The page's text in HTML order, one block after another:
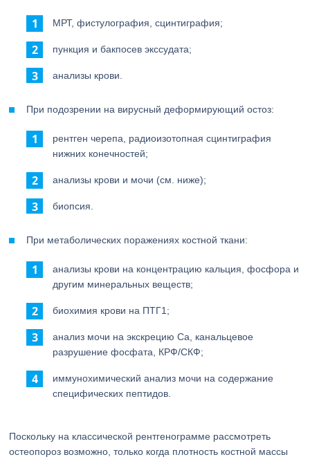
МРТ, фистулография, сцинтиграфия;
пункция и бакпосев экссудата;
анализы крови.
При подозрении на вирусный деформирующий остоз:
рентген черепа, радиоизотопная сцинтиграфия
нижних конечностей;
анализы крови и мочи (см. ниже);
биопсия.
При метаболических поражениях костной ткани:
анализы крови на концентрацию кальция, фосфора и
другим минеральных веществ;
биохимия крови на ПТГ1;
анализ мочи на экскрецию Са, канальцевое
разрушение фосфата, КРФ/СКФ;
иммунохимический анализ мочи на содержание
специфических пептидов.
Поскольку на классической рентгенограмме рассмотреть
остеопороз возможно, только когда плотность костной массы